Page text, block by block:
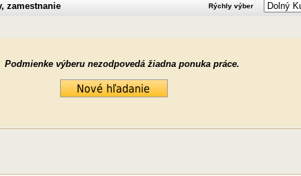
zamestnanie Rýchly výber
výberu nezodpovedá žiadna ponuka práce.